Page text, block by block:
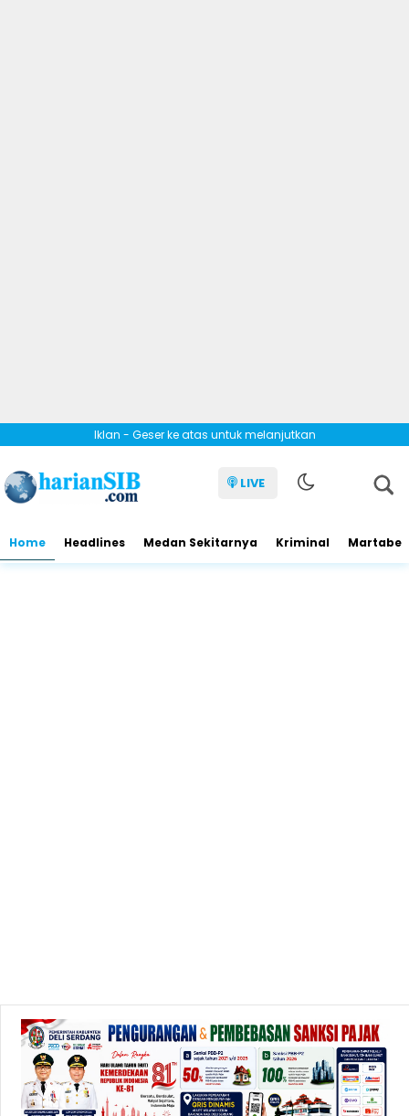
Iklan - Geser ke atas untuk melanjutkan
LIVE
Home Headlines Medan Sekitarnya Kriminal Martabe